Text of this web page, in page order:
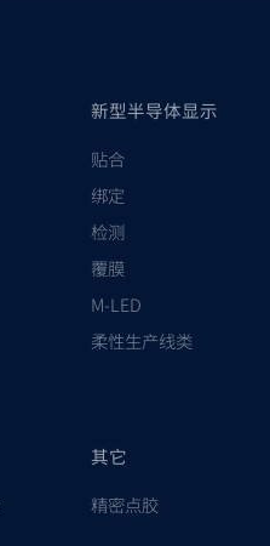
新型半导体显示
贴合
绑定
检测
覆膜
M-LED
柔性生产线类
其它
精密点胶